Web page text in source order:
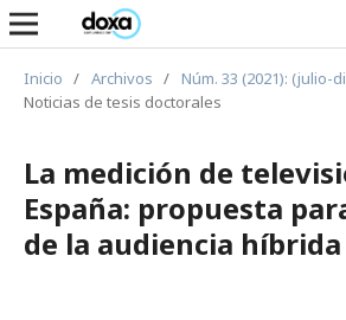
Inicio / Archivos / Núm. 33 (2021): (julio-
Noticias de tesis doctorales
La medición de
España: propuesta
de la audiencia